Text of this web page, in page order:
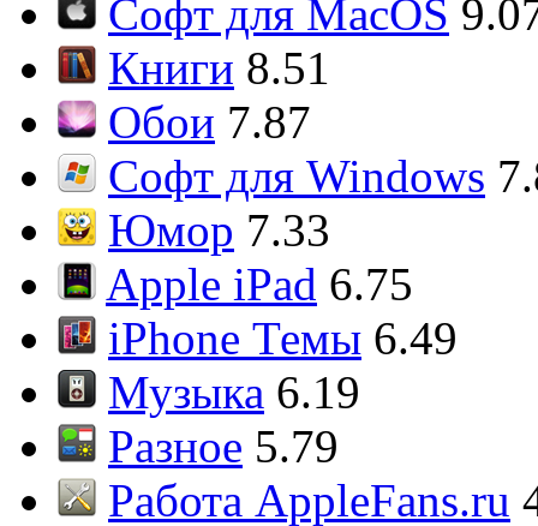
Софт для MacOS
Книги 8.51
Обои 7.87
Софт для Windows
Юмор 7.33
Apple iPad 6.75
iPhone Темы 6.49
Музыка 6.19
Разное 5.79
Работа AppleFans.ru